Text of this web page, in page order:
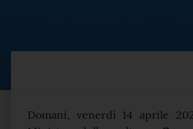
Positano,
Testo del
Domani, venerdì 14 aprile